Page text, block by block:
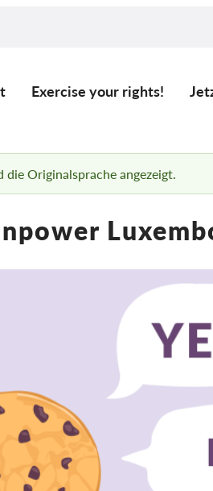
Exercise your rights!
Originalsprache angezeigt.